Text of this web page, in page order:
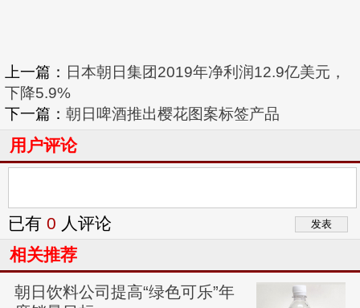
上一篇： 日本朝日集团2019年净利润12.9亿美元，
下降5.9%
下一篇： 朝日啤酒推出樱花图案标签产品
用户评论
已有 0 人评论
相关推荐
朝日饮料公司提高“绿色可乐”年